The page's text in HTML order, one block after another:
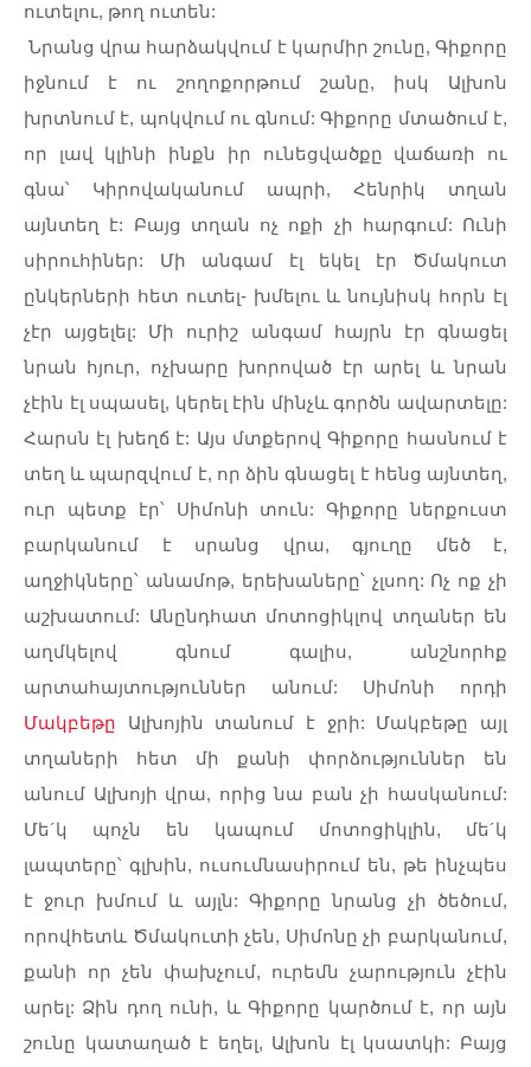
ուտելու, թող ուտեն:
Նրանց վրա հարձակվում է կարմիր շունը, Գիքորը
իջնում
է ու շողոքորթում շանը, իսկ
Ալխոն
խրտնում է, պոկվում ու գնում: Գիքորը մտածում է,
որ
լավ կլինի ինքն իր ունեցվածքը վաճառի
ու
գնա՝
Կիրովականում ապրի, Հենրիկ
տղան
այնտեղ է: Բայց տղան ոչ ոքի չի հարգում: Ունի
սիրուհիներ: Մի անգամ էլ եկել էր
Ծմակուտ
ընկերների հետ ուտել- խմելու և նույնիսկ հորն էլ
չէր
այցելել: Մի ուրիշ անգամ հայրն էր
գնացել
նրան
հյուր, ոչխարը խորոված էր արել և նրան
չէին էլ սպասել, կերել էին մինչև գործն ավարտելը:
Հարսն էլ խեղճ է: Այս մտքերով Գիքորը հասնում է
տեղ և պարզվում է, որ ձին գնացել է հենց այնտեղ,
ուր
պետք էր՝ Սիմոնի տուն: Գիքորը
ներքուստ
բարկանում
է սրանց վրա, գյուղը մեծ է,
աղջիկները՝ անամոթ, երեխաները՝ չլսող: Ոչ ոք չի
աշխատում: Անընդհատ մոտոցիկլով տղաներ են
աղմկելով
գնում գալիս,
անշնորհք
արտահայտություններ
անում: Սիմոնի
որդի
Մակբեթը
Ալխոյին տանում է ջրի: Մակբեթը
այլ
տղաների
հետ մի քանի փորձություններ
են
անում Ալխոյի վրա, որից նա բան չի հասկանում:
Մե´կ պոչն են կապում մոտոցիկլին, մե´կ
լապտերը՝ գլխին, ուսումնասիրում են, թե ինչպես
է ջուր խմում և այլն: Գիքորը նրանց չի ծեծում,
որովհետև Ծմակուտի չեն, Սիմոնը չի բարկանում,
քանի
որ չեն փախչում, ուրեմն չարություն
չէին
արել: Ձին դող ունի, և Գիքորը կարծում է, որ այն
շունը կատաղած է եղել, Ալխոն էլ կսատկի: Բայց